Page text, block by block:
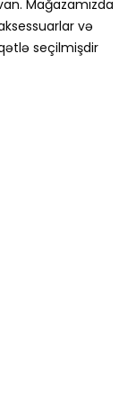
Mağazamızda
və
seçilmişdir